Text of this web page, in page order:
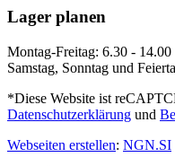
Lager planen
Montag-Freitag: 6.30 - 14.00
Samstag, Sonntag und
*Diese Website ist
Datenschutzerklärung und
Webseiten erstellen: NGN.SI